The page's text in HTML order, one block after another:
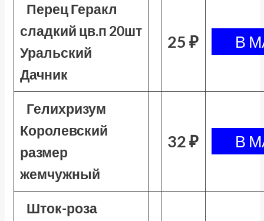
Перец Геракл
сладкий цв.п 20шт
Уральский
Дачник
25 ₽
Гелихризум
Королевский
размер
жемчужный
32 ₽
Шток-роза